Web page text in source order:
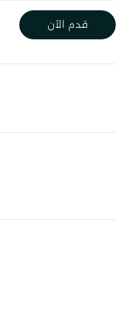
قدم الآن